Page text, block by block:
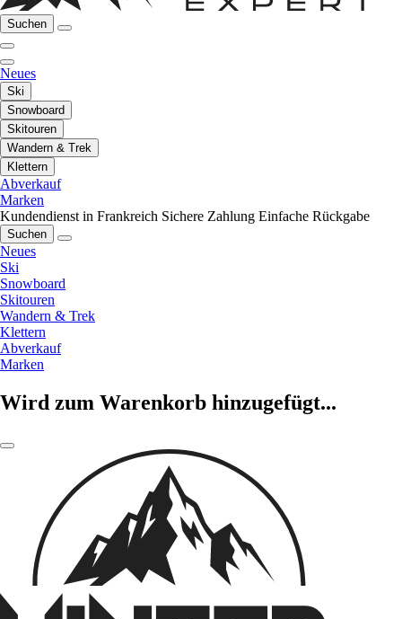
Suchen
Neues
Ski
Snowboard
Skitouren
Wandern & Trek
Klettern
Abverkauf
Marken
Kundendienst in Frankreich Sichere Zahlung Einfache Rückgabe
Suchen
Neues
Ski
Snowboard
Skitouren
Wandern & Trek
Klettern
Abverkauf
Marken
Wird zum Warenkorb hinzugefügt...